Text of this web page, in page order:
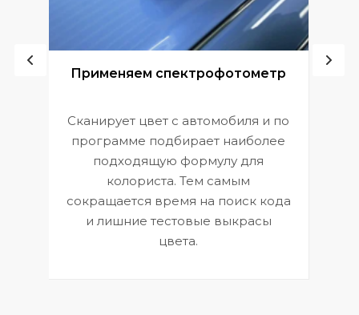
Применяем спектрофотометр
Сканирует цвет с автомобиля и по
программе подбирает наиболее
подходящую формулу для
колориста. Тем самым
сокращается время на поиск кода
и лишние тестовые выкрасы
цвета.